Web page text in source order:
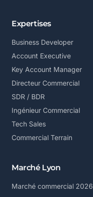
Expertises
Business Developer
Account Executive
Key Account Manager
Directeur Commercial
SDR / BDR
Ingénieur Commercial
Tech Sales
Commercial Terrain
Marché Lyon
Marché commercial 2026